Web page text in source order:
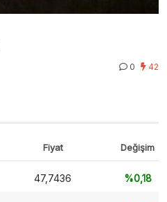
0 42
Fiyat Değişim
47,7436 %0,18